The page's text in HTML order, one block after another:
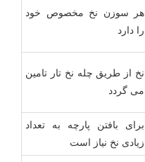
هر سوزن نخ مخصوص خود
را دارد
نخ از طریق چله نخ تار تامین
می گردد
برای بافتن پارچه به تعداد
زیادی نخ نیاز است